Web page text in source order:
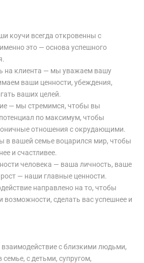
коучи всегда откровенны с
это — основа успешного
на клиента — мы уважаем вашу
ваши ценности, убеждения,
ваших целей.
— мы стремимся, чтобы вы
по максимум, чтобы
отношения с окрудающими.
в вашей семье воцарился мир, чтобы
и счастливее.
человека — ваша личность, ваше
— наши главные ценности.
направлено на то, чтобы
возможности, сделать вас успешнее и
с близкими людьми,
с детьми, супругом,